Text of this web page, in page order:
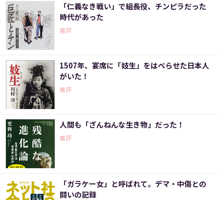
「仁義なき戦い」で組長役、チンピラだった
時代があった
書評
1507年、宴席に「妓生」をはべらせた日本人
がいた！
書評
人間も「ざんねんな生き物」だった！
書評
「ガラケー女」と呼ばれて。デマ・中傷との
闘いの記録